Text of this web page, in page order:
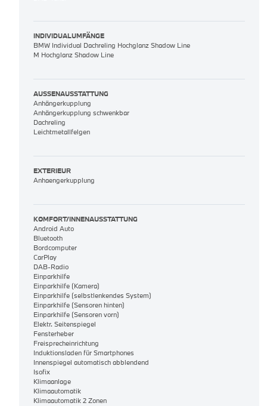
INDIVIDUALUMFÄNGE
BMW Individual Dachreling Hochglanz Shadow Line
M Hochglanz Shadow Line
AUSSENAUSSTATTUNG
Anhängerkupplung
Anhängerkupplung schwenkbar
Dachreling
Leichtmetallfelgen
EXTERIEUR
Anhaengerkupplung
KOMFORT/INNENAUSSTATTUNG
Android Auto
Bluetooth
Bordcomputer
CarPlay
DAB-Radio
Einparkhilfe
Einparkhilfe (Kamera)
Einparkhilfe (selbstlenkendes System)
Einparkhilfe (Sensoren hinten)
Einparkhilfe (Sensoren vorn)
Elektr. Seitenspiegel
Fensterheber
Freisprecheinrichtung
Induktionsladen für Smartphones
Innenspiegel automatisch abblendend
Isofix
Klimaanlage
Klimaautomatik
Klimaautomatik 2 Zonen